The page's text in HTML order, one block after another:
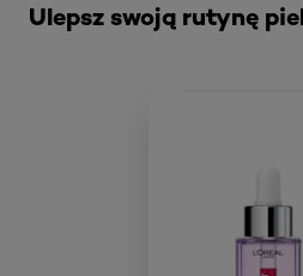
Ulepsz swoją rutynę